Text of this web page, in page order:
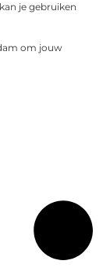
je gebruiken
om jouw